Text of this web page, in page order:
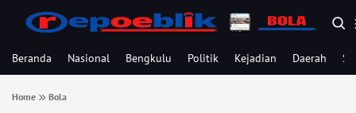
Beranda Nasional Bengkulu Politik Kejadian Daerah
Home Bola